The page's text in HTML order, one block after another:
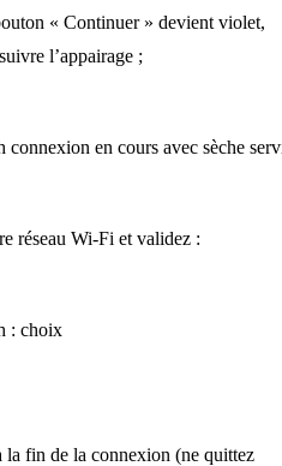
« Continuer » devient violet,
l’appairage ;
réseau Wi-Fi et validez :
la fin de la connexion (ne quittez